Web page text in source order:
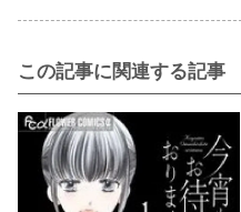
この記事に関連する記事